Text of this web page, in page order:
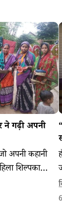
ने गढ़ी अपनी
अपनी कहानी
शिल्पकारों
किया।
6